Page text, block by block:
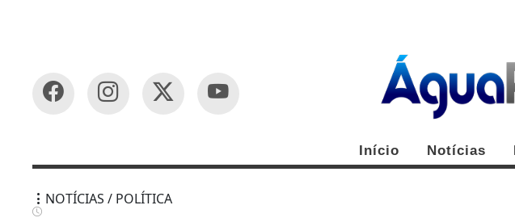
Início Notícias
NOTÍCIAS / POLÍTICA